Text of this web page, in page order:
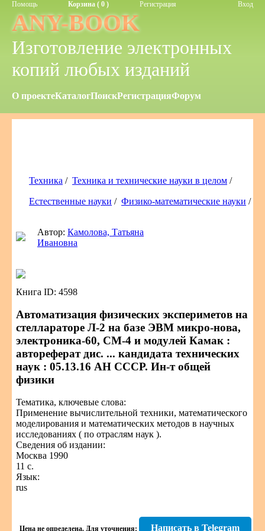
Помощь Корзина ( 0 ) Регистрация Вход
ANY-BOOK
Изготовление электронных
копий любых изданий
О проектеКаталогПоискРегистрацияФорум
Техника / Техника и технические науки в целом /
Естественные науки / Физико-математические науки /
Автор: Камолова, Татьяна
Ивановна
Книга ID: 4598
Автоматизация физических экспериметов на
стеллараторе Л-2 на базе ЭВМ микро-нова,
электроника-60, СМ-4 и модулей Камак :
автореферат дис. ... кандидата технических
наук : 05.13.16 АН СССР. Ин-т общей
физики
Тематика, ключевые слова:
Применение вычислительной техники, математического
моделирования и математических методов в научных
исследованиях ( по отраслям наук ).
Сведения об издании:
Москва 1990
11 с.
Язык:
rus
Цена не определена. Для уточнения: Написать в Telegram